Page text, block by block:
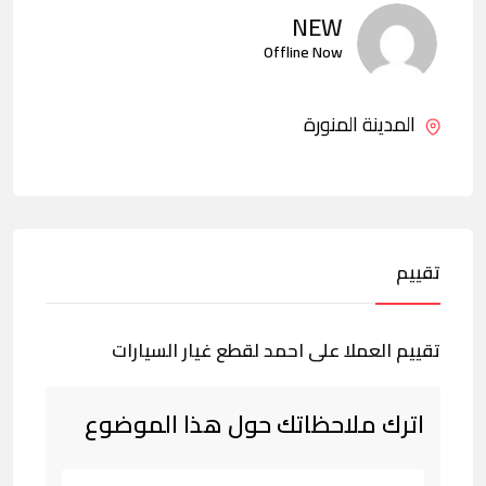
NEW
Offline Now
المدينة المنورة
تقييم
تقييم العملا على احمد لقطع غيار السيارات
اترك ملاحظاتك حول هذا الموضوع